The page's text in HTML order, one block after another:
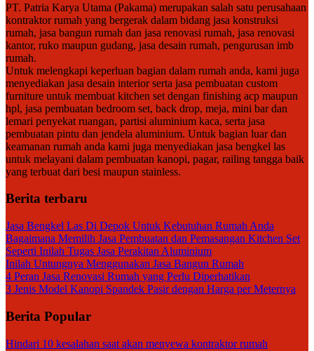
PT. Patria Karya Utama (Pakama) merupakan salah satu perusahaan
kontraktor rumah yang bergerak dalam bidang jasa konstruksi
rumah, jasa bangun rumah dan jasa renovasi rumah, jasa renovasi
kantor, ruko maupun gudang, jasa desain rumah, pengurusan imb
rumah.
Untuk melengkapi keperluan bagian dalam rumah anda, kami juga
menyediakan jasa desain interior serta jasa pembuatan custom
furniture untuk membuat kitchen set dengan finishing acp maupun
hpl, jasa pembuatan bedroom set, back drop, meja, mini bar dan
lemari penyekat ruangan, partisi aluminium kaca, serta jasa
pembuatan pintu dan jendela aluminium. Untuk bagian luar dan
keamanan rumah anda kami juga menyediakan jasa bengkel las
untuk melayani dalam pembuatan kanopi, pagar, railing tangga baik
yang terbuat dari besi maupun stainless.
Berita terbaru
Jasa Bengkel Las Di Depok Untuk Kebutuhan Rumah Anda
Bagaimana Memilih Jasa Pembuatan dan Pemasangan Kitchen Set
Seperti Inilah Tugas Jasa Perakitan Aluminium
Inilah Untungnya Menggunakan Jasa Bangun Rumah
4 Peran Jasa Renovasi Rumah yang Perlu Diperhatikan
3 Jenis Model Kanopi Spandek Pasir dengan Harga per Meternya
Berita Popular
Hindari 10 kesalahan saat akan menyewa kontraktor rumah